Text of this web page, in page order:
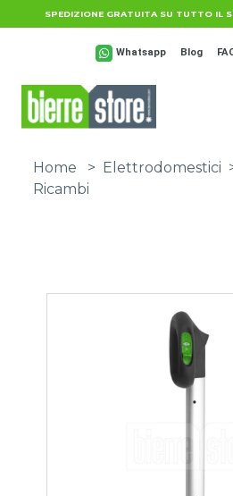
Salta al contenuto principale
SPEDIZIONE GRATUITA SU TUTTO IL
Whatsapp Blog
Home > Elettrodomestici
Ricambi